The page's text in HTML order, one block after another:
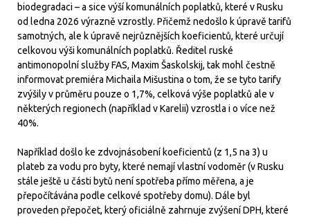
biodegradaci – a sice výší komunálních poplatků, které v Rusku
od ledna 2026 výrazně vzrostly. Přičemž nedošlo k úpravě tarifů
samotných, ale k úpravě nejrůznějších koeficientů, které určují
celkovou výši komunálních poplatků. Ředitel ruské
antimonopolní služby FAS, Maxim Šaskolskij, tak mohl čestně
informovat premiéra Michaila Mišustina o tom, že se tyto tarify
zvýšily v průměru pouze o 1,7%, celková výše poplatků ale v
některých regionech (například v Karelii) vzrostla i o více než
40%.
Například došlo ke zdvojnásobení koeficientů (z 1,5 na 3) u
plateb za vodu pro byty, které nemají vlastní vodoměr (v Rusku
stále ještě u části bytů není spotřeba přímo měřena, a je
přepočítávána podle celkové spotřeby domu). Dále byl
proveden přepočet, který oficiálně zahrnuje zvýšení DPH, které